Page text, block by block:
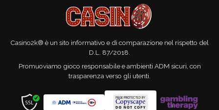
Casino2k® è un sito informativo e di comparazione nel rispetto del
D.L. 87/2018.
Promuoviamo gioco responsabile e ambienti ADM sicuri, con
trasparenza verso gli utenti.